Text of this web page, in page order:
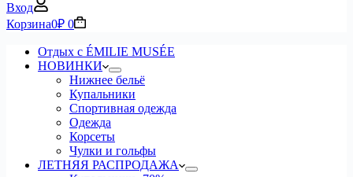
Вход
Корзина0₽ 0
Отдых с ÉMILIE MUSÉE
НОВИНКИ
Нижнее бельё
Купальники
Спортивная одежда
Одежда
Корсеты
Чулки и гольфы
ЛЕТНЯЯ РАСПРОДАЖА